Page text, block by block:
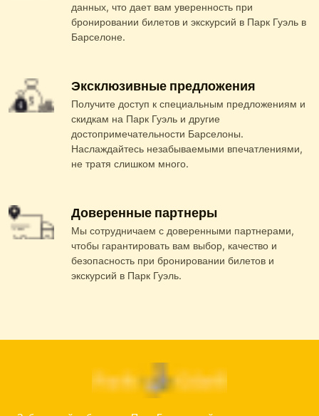
данных, что дает вам уверенность при
бронировании билетов и экскурсий в Парк Гуэль в
Барселоне.
Эксклюзивные предложения
Получите доступ к специальным предложениям и
скидкам на Парк Гуэль и другие
достопримечательности Барселоны.
Наслаждайтесь незабываемыми впечатлениями,
не тратя слишком много.
Доверенные партнеры
Мы сотрудничаем с доверенными партнерами,
чтобы гарантировать вам выбор, качество и
безопасность при бронировании билетов и
экскурсий в Парк Гуэль.